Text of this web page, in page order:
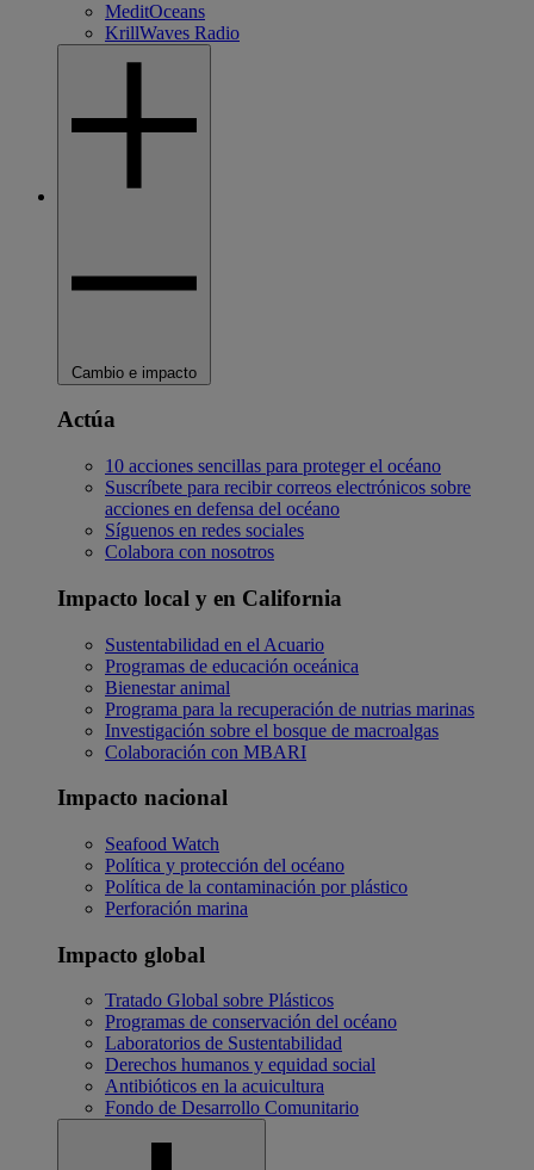
MeditOceans
KrillWaves Radio
Cambio e impacto
Actúa
10 acciones sencillas para proteger el océano
Suscríbete para recibir correos electrónicos sobre
acciones en defensa del océano
Síguenos en redes sociales
Colabora con nosotros
Impacto local y en California
Sustentabilidad en el Acuario
Programas de educación oceánica
Bienestar animal
Programa para la recuperación de nutrias marinas
Investigación sobre el bosque de macroalgas
Colaboración con MBARI
Impacto nacional
Seafood Watch
Política y protección del océano
Política de la contaminación por plástico
Perforación marina
Impacto global
Tratado Global sobre Plásticos
Programas de conservación del océano
Laboratorios de Sustentabilidad
Derechos humanos y equidad social
Antibióticos en la acuicultura
Fondo de Desarrollo Comunitario